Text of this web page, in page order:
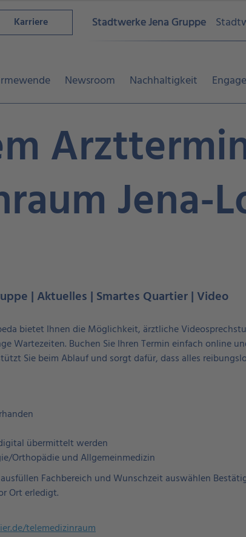
Karriere Stadtwerke Jena Gruppe
Newsroom Nachhaltigkeit
Jena-
| Aktuelles | Smartes Quartier | Video
bietet Ihnen die Möglichkeit, ärztliche
Wartezeiten. Buchen Sie Ihren Termin einfach online
Sie beim Ablauf und sorgt dafür, dass alles
übermittelt werden
Orthopädie und Allgemeinmedizin
Fachbereich und Wunschzeit auswählen
Ort erledigt.
telemedizinraum